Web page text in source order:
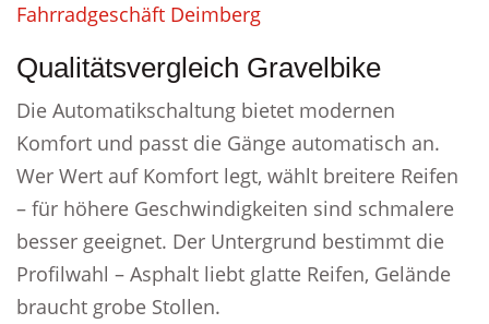
Fahrradgeschäft Deimberg
Qualitätsvergleich Gravelbike
Die Automatikschaltung bietet modernen
Komfort und passt die Gänge automatisch an.
Wer Wert auf Komfort legt, wählt breitere Reifen
– für höhere Geschwindigkeiten sind schmalere
besser geeignet. Der Untergrund bestimmt die
Profilwahl – Asphalt liebt glatte Reifen, Gelände
braucht grobe Stollen.